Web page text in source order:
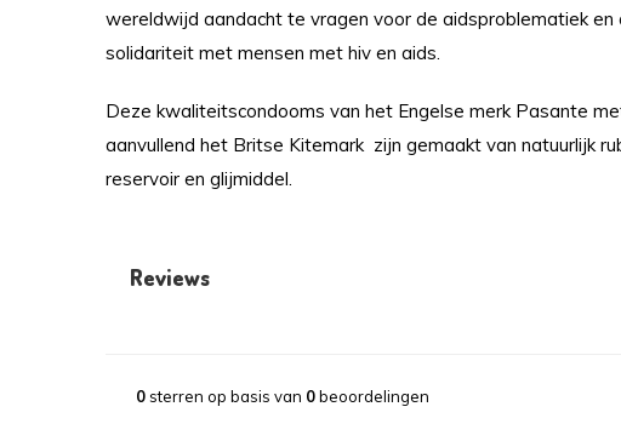
wereldwijd aandacht te vragen voor de aidsproblematiek
solidariteit met mensen met hiv en aids.
Deze kwaliteitscondooms van het Engelse merk Pasante
aanvullend het Britse Kitemark zijn gemaakt van natuurlijk
reservoir en glijmiddel.
Reviews
0sterren op basis van 0beoordelingen